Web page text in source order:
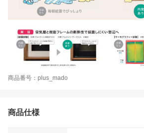
商品番号：plus_mado
商品仕様